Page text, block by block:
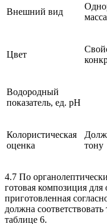
Внешний вид
Цвет
Водородный
показатель, ед. рН
Колористическая
оценка
тону
4.7 По
готовая композиция для
приготовленная
должна
таблице 6.